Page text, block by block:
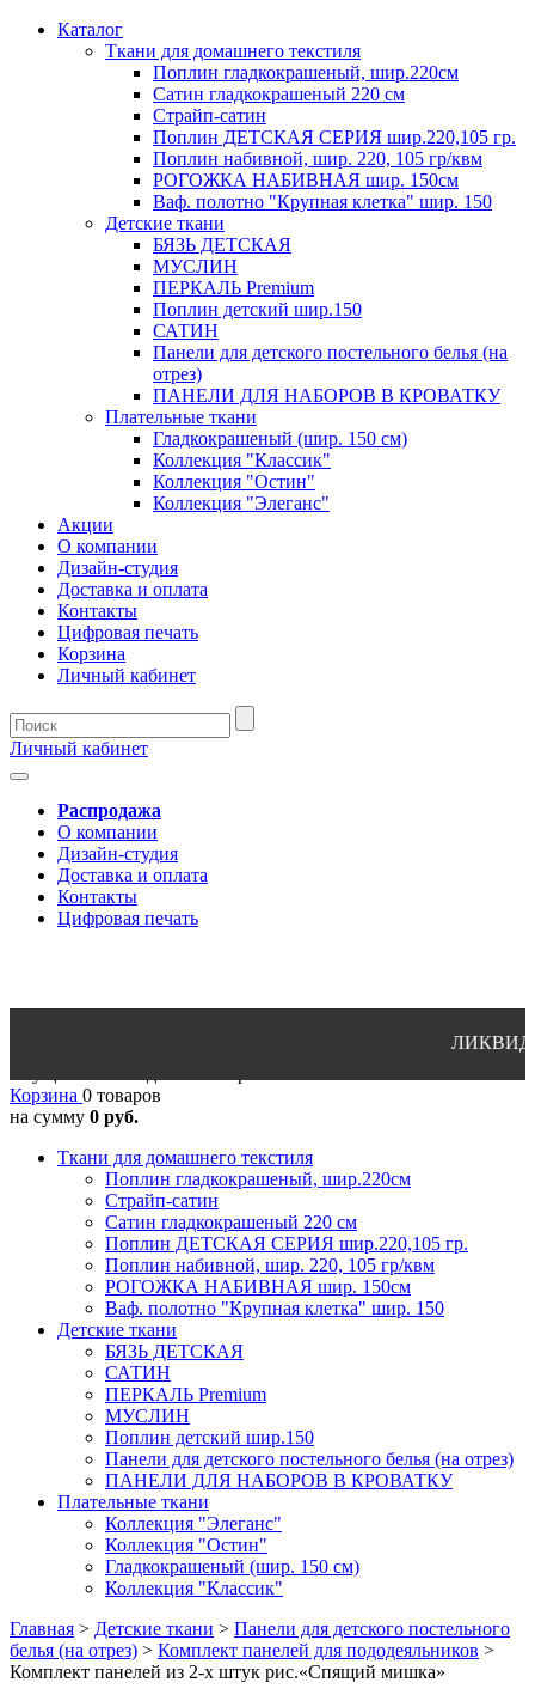
Каталог
Ткани для домашнего текстиля
Поплин гладкокрашеный, шир.220см
Сатин гладкокрашеный 220 см
Страйп-сатин
Поплин ДЕТСКАЯ СЕРИЯ шир.220,105 гр.
Поплин набивной, шир. 220, 105 гр/квм
РОГОЖКА НАБИВНАЯ шир. 150см
Ваф. полотно "Крупная клетка" шир. 150
Детские ткани
БЯЗЬ ДЕТСКАЯ
МУСЛИН
ПЕРКАЛЬ Premium
Поплин детский шир.150
САТИН
Панели для детского постельного белья (на
отрез)
ПАНЕЛИ ДЛЯ НАБОРОВ В КРОВАТКУ
Плательные ткани
Гладкокрашеный (шир. 150 см)
Коллекция "Классик"
Коллекция "Остин"
Коллекция "Элеганс"
Акции
О компании
Дизайн-студия
Доставка и оплата
Контакты
Цифровая печать
Корзина
Личный кабинет
Личный кабинет
Распродажа
О компании
Дизайн-студия
Доставка и оплата
Контакты
Цифровая печать
Корзина 0 товаров
на сумму 0 руб.
Ткани для домашнего текстиля
Поплин гладкокрашеный, шир.220см
Страйп-сатин
Сатин гладкокрашеный 220 см
Поплин ДЕТСКАЯ СЕРИЯ шир.220,105 гр.
Поплин набивной, шир. 220, 105 гр/квм
РОГОЖКА НАБИВНАЯ шир. 150см
Ваф. полотно "Крупная клетка" шир. 150
Детские ткани
БЯЗЬ ДЕТСКАЯ
САТИН
ПЕРКАЛЬ Premium
МУСЛИН
Поплин детский шир.150
Панели для детского постельного белья (на отрез)
ПАНЕЛИ ДЛЯ НАБОРОВ В КРОВАТКУ
Плательные ткани
Коллекция "Элеганс"
Коллекция "Остин"
Гладкокрашеный (шир. 150 см)
Коллекция "Классик"
Главная > Детские ткани > Панели для детского постельного
белья (на отрез) > Комплект панелей для пододеяльников >
Комплект панелей из 2-х штук рис.«Спящий мишка»